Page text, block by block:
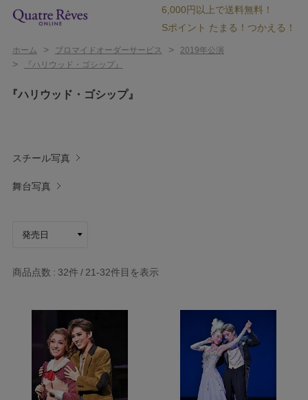
6,000円以上で送料無料！
Sポイント たまる！つかえる！
ホーム > ブロマイドオーダーサービス > 2019年公演
> 『ハリウッド・ゴシップ』
『ハリウッド・ゴシップ』
スチール写真
舞台写真
商品点数 32件 21-32件目を表示